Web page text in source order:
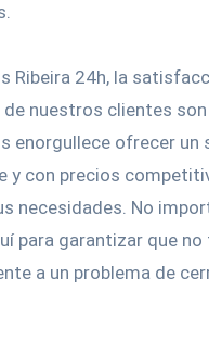
Ribeira 24h, la
nuestros clientes
enorgullece ofrecer un
y con precios
necesidades. No
para garantizar que
a un problema de